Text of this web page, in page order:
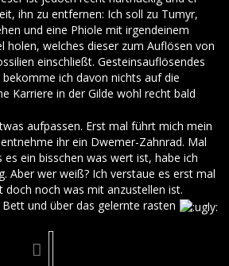
ihn zu entfernen: Ich soll zu Tumyr,
und eine Phiole mit irgendeinem
holen, welches dieser zum Auflösen von
einschließt. Gesteinsauflösendes
ich davon nichts auf die
Karriere in der Gilde wohl recht bald
aufpassen. Erst mal führt mich mein
ihr ein Dwemer-Zahnrad. Mal
es ein bisschen was wert ist, habe ich
Aber wer weiß? Ich verstaue es erst mal
doch noch was mit anzustellen ist.
und über das gelernte rasten